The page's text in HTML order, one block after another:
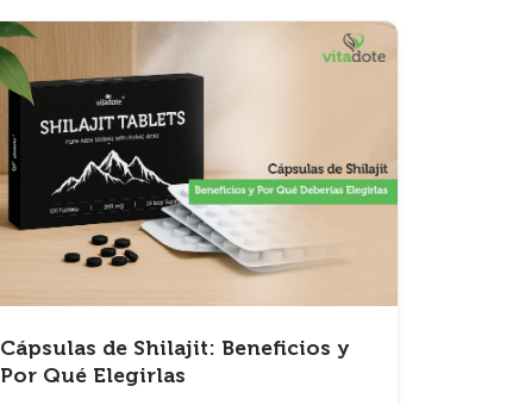
Cápsulas de Shilajit: Beneficios y
Por Qué Elegirlas